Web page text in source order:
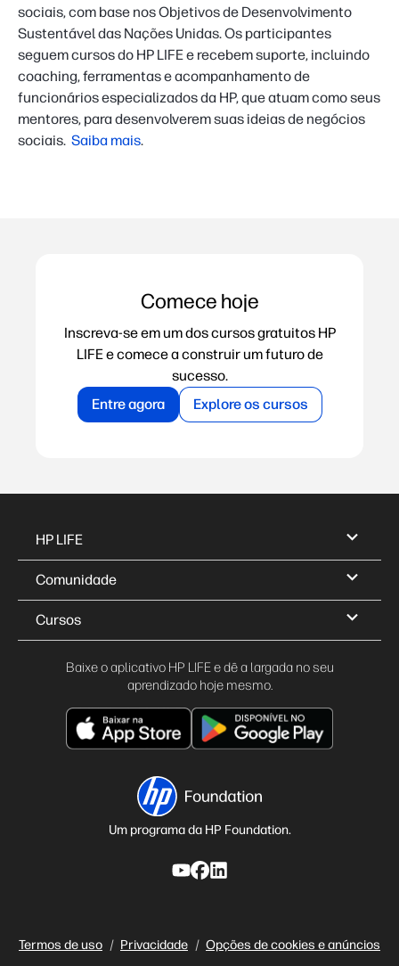
sociais, com base nos Objetivos de Desenvolvimento
Sustentável das Nações Unidas. Os participantes
seguem cursos do HP LIFE e recebem suporte, incluindo
coaching, ferramentas e acompanhamento de
funcionários especializados da HP, que atuam como seus
mentores, para desenvolverem suas ideias de negócios
sociais. Saiba mais.
Comece hoje
Inscreva-se em um dos cursos gratuitos HP
LIFE e comece a construir um futuro de
sucesso.
Entre agora
Explore os cursos
HP LIFE
Comunidade
Cursos
Baixe o aplicativo HP LIFE e dê a largada no seu
aprendizado hoje mesmo.
Um programa da HP Foundation.
Termos de uso Privacidade
Opções de cookies e anúncios